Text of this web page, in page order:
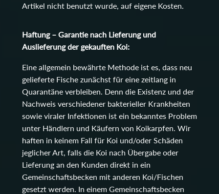
Artikel nicht benutzt wurde, auf eigene Kosten.
Haftung – Garantie nach Lieferung und
Auslieferung der gekauften Koi:
Eine allgemein bewährte Methode ist es, dass neu
gelieferte Fische zunächst für eine zeitlang in
Quarantäne verbleiben. Denn die Existenz und der
Nachweis verschiedener bakterieller Krankheiten
sowie viraler Infektionen ist ein bekanntes Problem
unter Händlern und Käufern von Koikarpfen. Wir
haften in keinem Fall für Koi und/oder Schäden
jeglicher Art, falls die Koi nach Übergabe oder
Lieferung an den Kunden direkt in ein
Gemeinschaftsbecken mit anderen Koi/Fischen
gesetzt werden. In einem Gemeinschaftsbecken